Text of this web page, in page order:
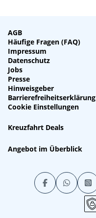
AGB
Häufige Fragen (FAQ)
Impressum
Datenschutz
Jobs
Presse
Hinweisgeber
Barrierefreiheitserklärung
Cookie Einstellungen
Kreuzfahrt Deals
Single-Kreuzfahrten
Kreuzfahrt mit Kindern
Minikreuzfahrten
Stornokabinen
Luxuskreuzfahrten
Angebot im Überblick
Alle Schiffe
Alle Reiseziele
Kreuzfahrtpakete